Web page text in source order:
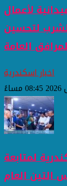
لأعمال
لتحسين
العامة
اخبار اسكندرية
لمتابعة
العام